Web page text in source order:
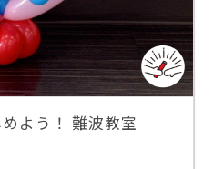
よう！ 難波教室